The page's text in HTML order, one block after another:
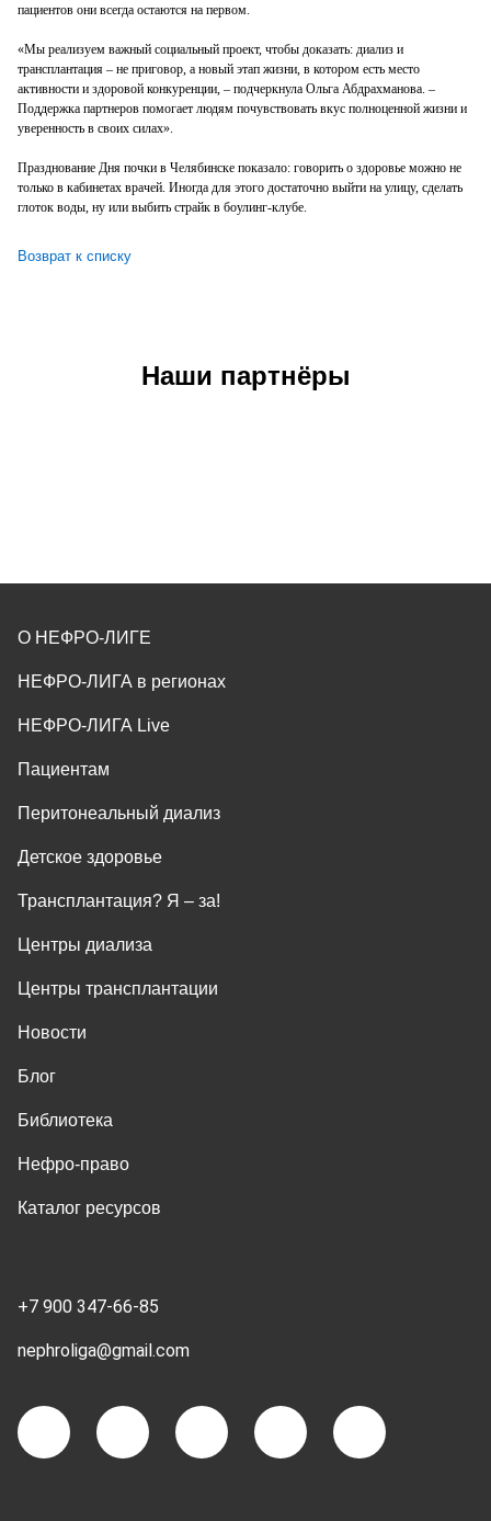
пациентов они всегда остаются на первом.
«Мы реализуем важный социальный проект, чтобы доказать: диализ и
трансплантация – не приговор, а новый этап жизни, в котором есть место
активности и здоровой конкуренции, – подчеркнула Ольга Абдрахманова. –
Поддержка партнеров помогает людям почувствовать вкус полноценной жизни и
уверенность в своих силах».
Празднование Дня почки в Челябинске показало: говорить о здоровье можно не
только в кабинетах врачей. Иногда для этого достаточно выйти на улицу, сделать
глоток воды, ну или выбить страйк в боулинг-клубе.
Возврат к списку
Наши партнёры
О НЕФРО-ЛИГЕ
НЕФРО-ЛИГА в регионах
НЕФРО-ЛИГА Live
Пациентам
Перитонеальный диализ
Детское здоровье
Трансплантация? Я ‒ за!
Центры диализа
Центры трансплантации
Новости
Блог
Библиотека
Нефро-право
Каталог ресурсов
+7 900 347-66-85
nephroliga@gmail.com